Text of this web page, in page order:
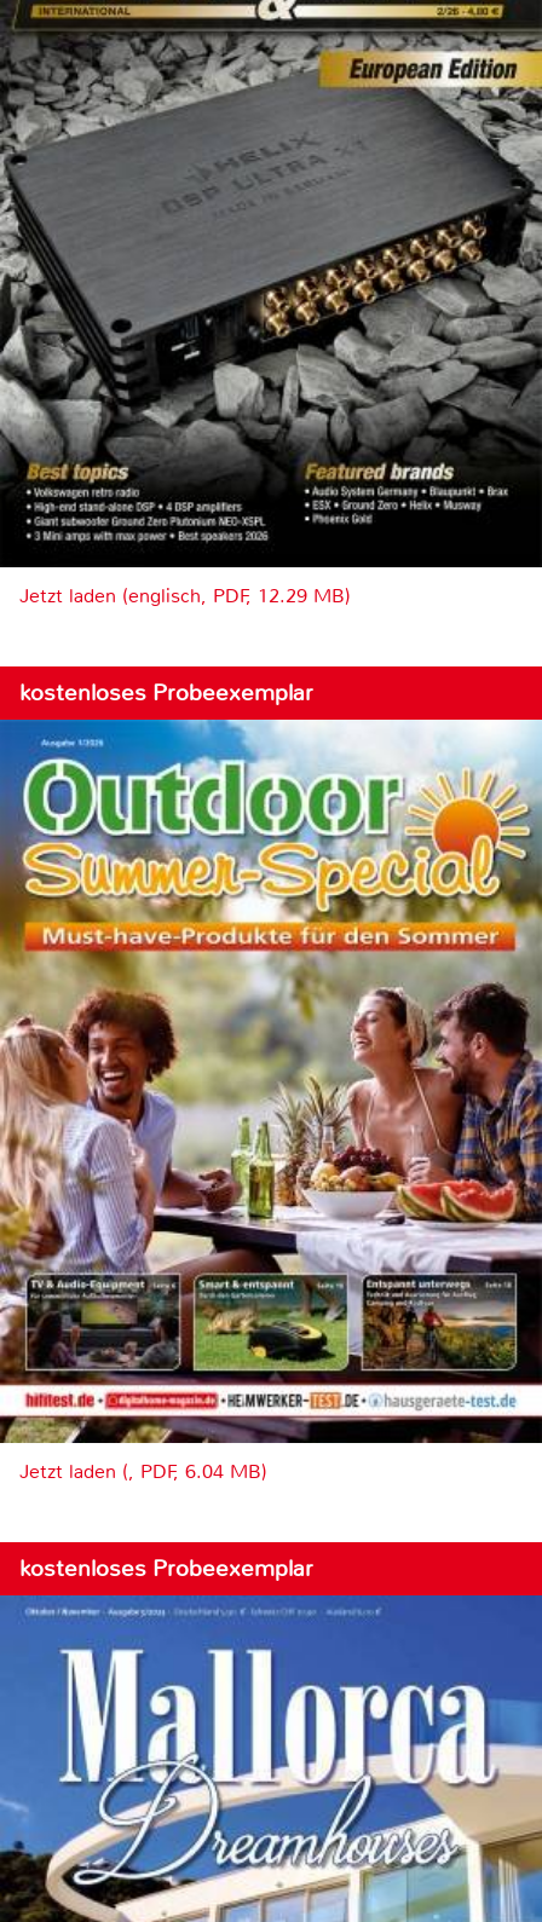
Jetzt laden (englisch, PDF, 12.29 MB)
kostenloses Probeexemplar
Jetzt laden (, PDF, 6.04 MB)
kostenloses Probeexemplar